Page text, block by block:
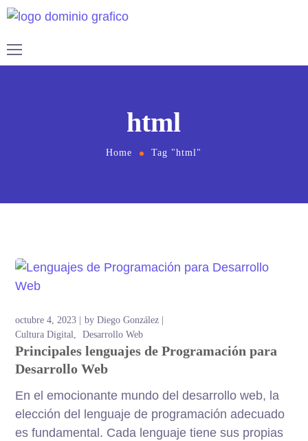
html
Home Tag "html"
octubre 4, 2023 byDiego González
Cultura Digital
Desarrollo Web
Principales lenguajes de Programación para
Desarrollo Web
En el emocionante mundo del desarrollo web, la
elección del lenguaje de programación adecuado
es fundamental. Cada lenguaje tiene sus propias